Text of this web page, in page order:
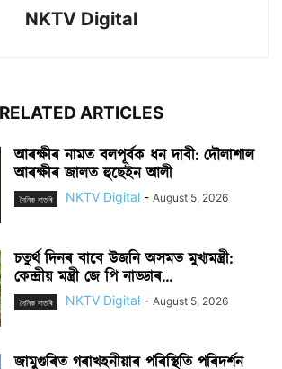
NKTV Digital
RELATED ARTICLES
আৰক্ষীৰ নামত বলপূৰ্বক ধন দাবী: দৌলাশাল
আৰক্ষীৰ জালত হুছেইন আলী
দৈনিক বাতৰি NKTV Digital - August 5, 2026
চতুৰ্থ দিনৰ বাবে উজনি অসমত মুখ্যমন্ত্ৰী:
কেন্দ্ৰীয় মন্ত্ৰী জে পি নাড্ডাৰ...
দৈনিক বাতৰি NKTV Digital - August 5, 2026
জামুগুৰিত গৰাখহনীয়াৰ পৰিস্থিতি পৰিদৰ্শন